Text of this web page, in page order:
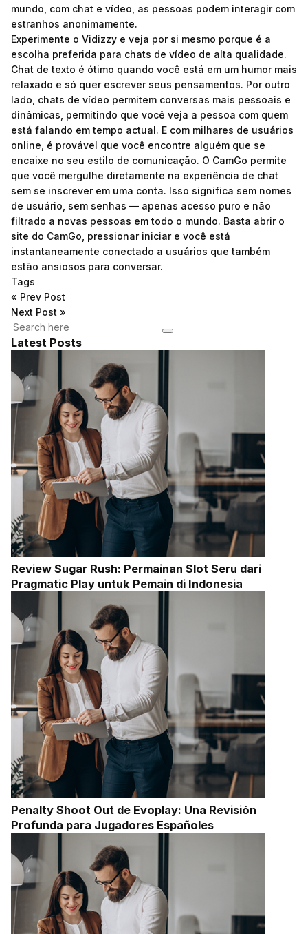
mundo, com chat e vídeo, as pessoas podem interagir com
estranhos anonimamente.
Experimente o Vidizzy e veja por si mesmo porque é a
escolha preferida para chats de vídeo de alta qualidade.
Chat de texto é ótimo quando você está em um humor mais
relaxado e só quer escrever seus pensamentos. Por outro
lado, chats de vídeo permitem conversas mais pessoais e
dinâmicas, permitindo que você veja a pessoa com quem
está falando em tempo actual. E com milhares de usuários
online, é provável que você encontre alguém que se
encaixe no seu estilo de comunicação. O CamGo permite
que você mergulhe diretamente na experiência de chat
sem se inscrever em uma conta. Isso significa sem nomes
de usuário, sem senhas — apenas acesso puro e não
filtrado a novas pessoas em todo o mundo. Basta abrir o
site do CamGo, pressionar iniciar e você está
instantaneamente conectado a usuários que também
estão ansiosos para conversar.
Tags
« Prev Post
Next Post »
Latest Posts
Review Sugar Rush: Permainan Slot Seru dari
Pragmatic Play untuk Pemain di Indonesia
Penalty Shoot Out de Evoplay: Una Revisión
Profunda para Jugadores Españoles